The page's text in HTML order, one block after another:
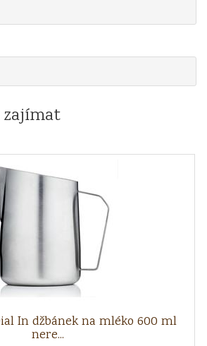
zajímat
In džbánek na mléko 600 ml
nere...